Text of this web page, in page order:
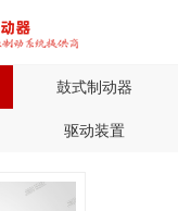
鼓式制动器
驱动装置